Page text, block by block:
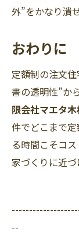
外”をかなり潰
おわりに
定額制の注文
書の透明性”か
限会社マエタ
件でどこまで
る時間こそコ
家づくりに近づ
--